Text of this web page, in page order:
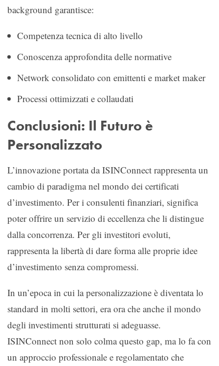
background garantisce:
Competenza tecnica di alto livello
Conoscenza approfondita delle normative
Network consolidato con emittenti e market maker
Processi ottimizzati e collaudati
Conclusioni: Il Futuro è
Personalizzato
L’innovazione portata da ISINConnect rappresenta un
cambio di paradigma nel mondo dei certificati
d’investimento. Per i consulenti finanziari, significa
poter offrire un servizio di eccellenza che li distingue
dalla concorrenza. Per gli investitori evoluti,
rappresenta la libertà di dare forma alle proprie idee
d’investimento senza compromessi.
In un’epoca in cui la personalizzazione è diventata lo
standard in molti settori, era ora che anche il mondo
degli investimenti strutturati si adeguasse.
ISINConnect non solo colma questo gap, ma lo fa con
un approccio professionale e regolamentato che